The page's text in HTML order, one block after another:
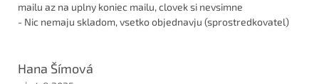
mailu az na uplny koniec mailu, clovek si nevsimne
- Nic nemaju skladom, vsetko objednavju (sprostredkovatel)
Hana Šímová